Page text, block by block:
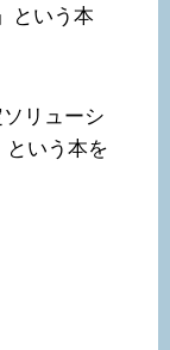
という本
ソリューシ
という本を